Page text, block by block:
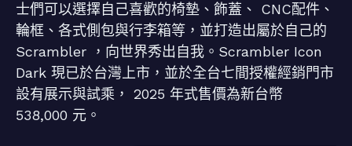
士們可以選擇自己喜歡的椅墊、飾蓋、 CNC配件、
輪框、各式側包與行李箱等，並打造出屬於自己的
Scrambler ，向世界秀出自我。Scrambler Icon
Dark 現已於台灣上市，並於全台七間授權經銷門市
設有展示與試乘， 2025 年式售價為新台幣
538,000 元。